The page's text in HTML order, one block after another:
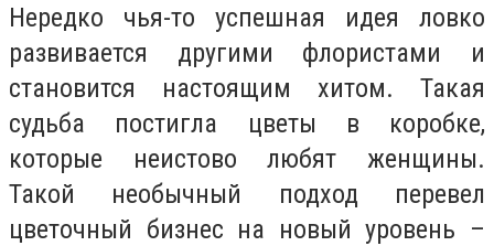
Нередко чья-то успешная идея ловко
развивается другими флористами и
становится настоящим хитом. Такая
судьба постигла цветы в коробке,
которые неистово любят женщины.
Такой необычный подход перевел
цветочный бизнес на новый уровень –